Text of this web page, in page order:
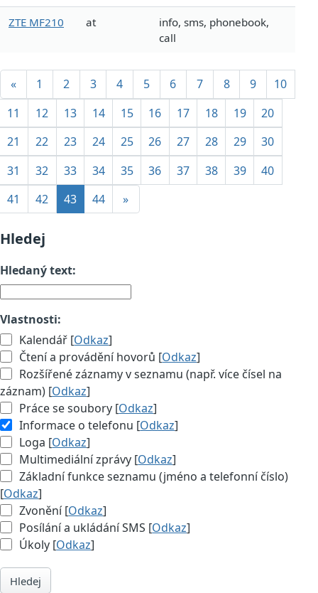
ZTE MF210 at
info, sms, phonebook,
call
« 1 2 3 4 5 6 7 8 9
10
11
12 13 14 15 16 17 18 19
20
21
22 23 24 25 26 27 28 29
30
31
32 33 34 35 36 37 38 39
40
41
42 43 44 »
Hledej
Hledaný text:
Vlastnosti:
Kalendář [Odkaz]
Čtení a provádění hovorů [Odkaz]
Rozšířené záznamy v seznamu (např. více čísel na
záznam) [Odkaz]
Práce se soubory [Odkaz]
Informace o telefonu [Odkaz]
Loga [Odkaz]
Multimediální zprávy [Odkaz]
Základní funkce seznamu (jméno a telefonní číslo)
[Odkaz]
Zvonění [Odkaz]
Posílání a ukládání SMS [Odkaz]
Úkoly [Odkaz]
Hledej